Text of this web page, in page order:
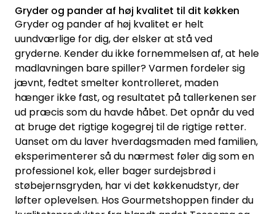
Gryder og pander af høj kvalitet til dit køkken
Gryder og pander af høj kvalitet er helt
uundværlige for dig, der elsker at stå ved
gryderne. Kender du ikke fornemmelsen af, at hele
madlavningen bare spiller? Varmen fordeler sig
jævnt, fedtet smelter kontrolleret, maden
hænger ikke fast, og resultatet på tallerkenen ser
ud præcis som du havde håbet. Det opnår du ved
at bruge det rigtige kogegrej til de rigtige retter.
Uanset om du laver hverdagsmaden med familien,
eksperimenterer så du nærmest føler dig som en
professionel kok, eller bager surdejsbrød i
støbejernsgryden, har vi det køkkenudstyr, der
løfter oplevelsen. Hos Gourmetshoppen finder du